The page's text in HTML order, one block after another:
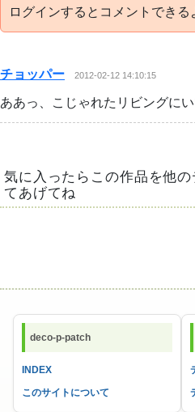
ログインするとコメントでき
チョッパー 2012-02-12 14:10:15
ああっ、こじゃれたリビングにい
気に入ったらこの作品を他
てあげてね
deco-p-patch
INDEX
このサイトについて